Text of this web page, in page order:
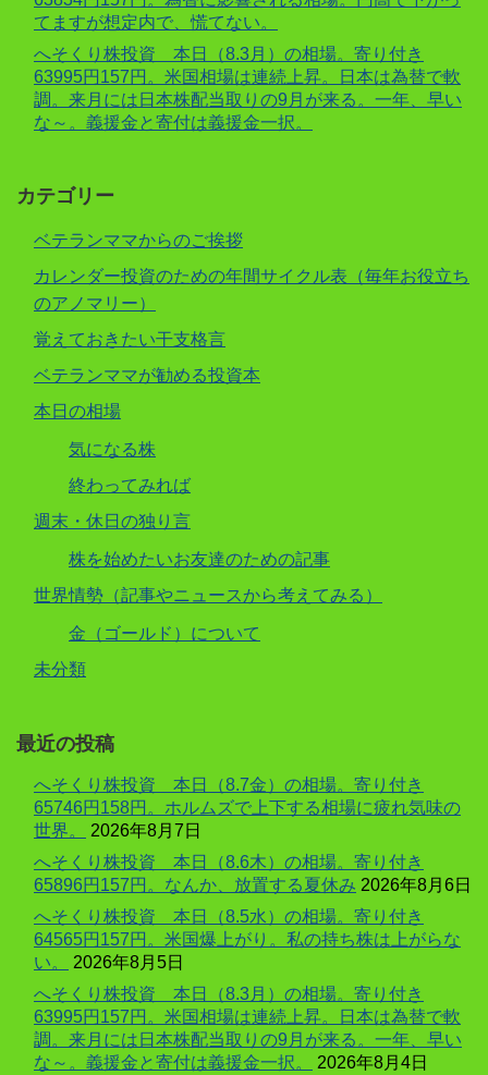
てますが想定内で、慌てない。
へそくり株投資 本日（8.3月）の相場。寄り付き
63995円157円。米国相場は連続上昇。日本は為替で軟
調。来月には日本株配当取りの9月が来る。一年、早い
な～。義援金と寄付は義援金一択。
カテゴリー
ベテランママからのご挨拶
カレンダー投資のための年間サイクル表（毎年お役立ち
のアノマリー）
覚えておきたい干支格言
ベテランママが勧める投資本
本日の相場
気になる株
終わってみれば
週末・休日の独り言
株を始めたいお友達のための記事
世界情勢（記事やニュースから考えてみる）
金（ゴールド）について
未分類
最近の投稿
へそくり株投資 本日（8.7金）の相場。寄り付き
65746円158円。ホルムズで上下する相場に疲れ気味の
世界。
2026年8月7日
へそくり株投資 本日（8.6木）の相場。寄り付き
65896円157円。なんか、放置する夏休み 2026年8月6日
へそくり株投資 本日（8.5水）の相場。寄り付き
64565円157円。米国爆上がり。私の持ち株は上がらな
い。
2026年8月5日
へそくり株投資 本日（8.3月）の相場。寄り付き
63995円157円。米国相場は連続上昇。日本は為替で軟
調。来月には日本株配当取りの9月が来る。一年、早い
な～。義援金と寄付は義援金一択。
2026年8月4日